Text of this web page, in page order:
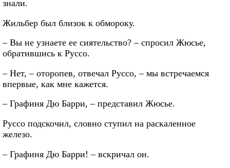
знали.
Жильбер был близок к обмороку.
– Вы не узнаете ее сиятельство? – спросил Жюсье,
обратившись к Руссо.
– Нет, – оторопев, отвечал Руссо, – мы встречаемся
впервые, как мне кажется.
– Графиня Дю Барри, – представил Жюсье.
Руссо подскочил, словно ступил на раскаленное
железо.
– Графиня Дю Барри! – вскричал он.